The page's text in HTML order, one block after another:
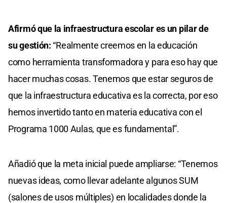
Afirmó que la infraestructura escolar es un pilar de
su gestión: “Realmente creemos en la educación
como herramienta transformadora y para eso hay que
hacer muchas cosas. Tenemos que estar seguros de
que la infraestructura educativa es la correcta, por eso
hemos invertido tanto en materia educativa con el
Programa 1000 Aulas, que es fundamental”.
Añadió que la meta inicial puede ampliarse: “Tenemos
nuevas ideas, como llevar adelante algunos SUM
(salones de usos múltiples) en localidades donde la